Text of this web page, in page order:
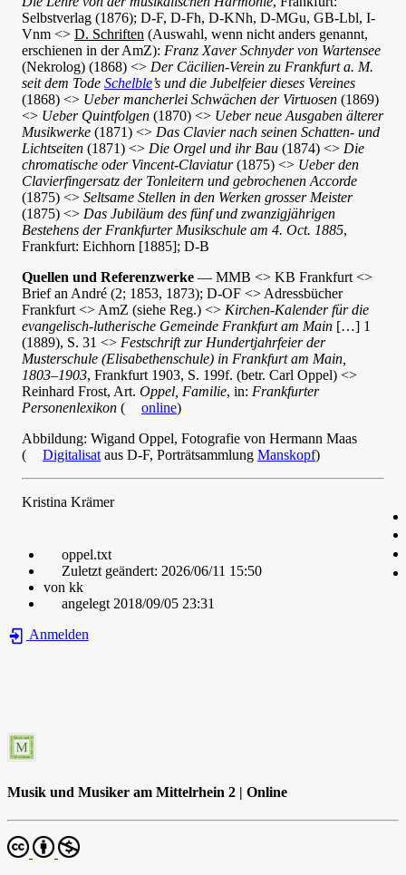
Selbstverlag (1876); D-F, D-Fh, D-KNh, D-MGu, GB-Lbl, I-
Vnm <> D. Schriften (Auswahl, wenn nicht anders genannt,
erschienen in der AmZ): Franz Xaver Schnyder von Wartensee
(Nekrolog) (1868) <> Der Cäcilien-Verein zu Frankfurt a. M.
seit dem Tode Schelble’s und die Jubelfeier dieses Vereines
(1868) <> Ueber mancherlei Schwächen der Virtuosen (1869)
<> Ueber Quintfolgen (1870) <> Ueber neue Ausgaben älterer
Musikwerke (1871) <> Das Clavier nach seinen Schatten- und
Lichtseiten (1871) <> Die Orgel und ihr Bau (1874) <> Die
chromatische oder Vincent-Claviatur(1875) <> Ueber den
Clavierfingersatz der Tonleitern und gebrochenen Accorde
(1875) <> Seltsame Stellen in den Werken grosser Meister
(1875) <> Das Jubiläum des fünf und zwanzigjährigen
Bestehens der Frankfurter Musikschule am 4. Oct. 1885,
Frankfurt: Eichhorn [1885]; D-B
Quellen und Referenzwerke — MMB <> KB Frankfurt <>
Brief an André (2; 1853, 1873); D-OF <> Adressbücher
Frankfurt <> AmZ (siehe Reg.) <> Kirchen-Kalender für die
evangelisch-lutherische Gemeinde Frankfurt am Main […] 1
(1889), S. 31 <> Festschrift zur Hundertjahrfeier der
Musterschule (Elisabethenschule) in Frankfurt am Main,
1803–1903, Frankfurt 1903, S. 199f. (betr. Carl Oppel) <>
Reinhard Frost, Art. Oppel, Familie, in: Frankfurter
Personenlexikon ( online)
Abbildung: Wigand Oppel, Fotografie von Hermann Maas
(
Digitalisat aus D-F, Porträtsammlung Manskopf)
Kristina Krämer
oppel.txt
Zuletzt geändert: 2026/06/11 15:50
von kk
angelegt 2018/09/05 23:31
Anmelden
Musik und Musiker am Mittelrhein 2 | Online